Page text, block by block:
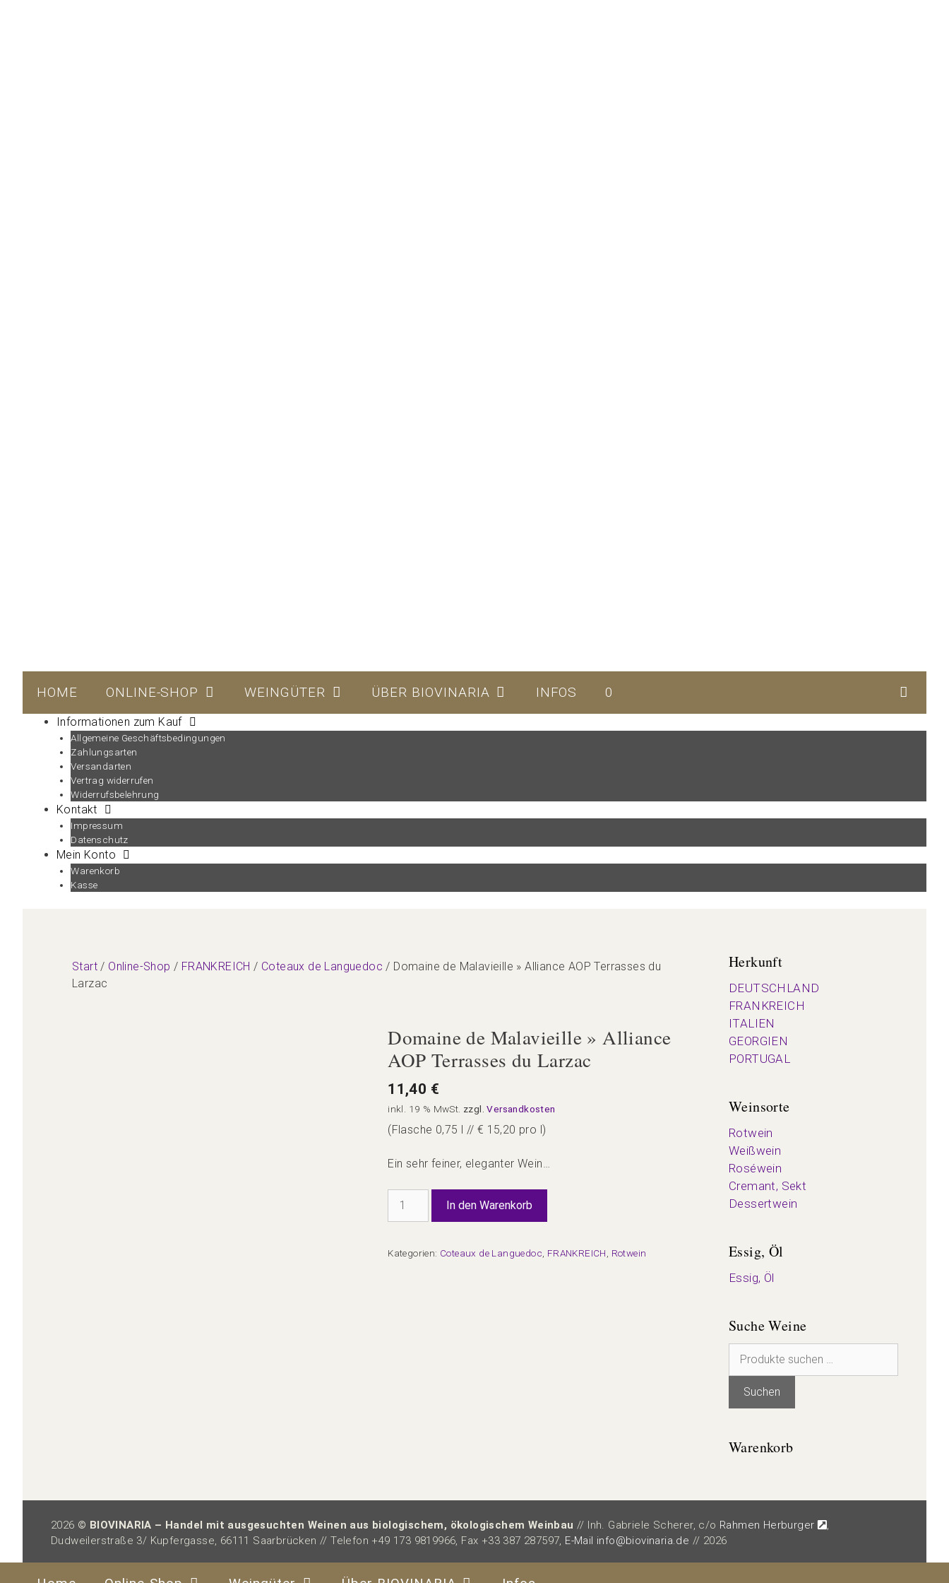
HOME ONLINE-SHOP WEINGÜTER ÜBER BIOVINARIA INFOS 0
Informationen zum Kauf
Allgemeine Geschäftsbedingungen
Zahlungsarten
Versandarten
Vertrag widerrufen
Widerrufsbelehrung
Kontakt
Impressum
Datenschutz
Mein Konto
Warenkorb
Kasse
Start / Online-Shop / FRANKREICH / Coteaux de Languedoc / Domaine de Malavieille » Alliance AOP Terrasses du
Larzac
Domaine de Malavieille » Alliance
AOP Terrasses du Larzac
11,40 €
inkl. 19 % MwSt. zzgl.Versandkosten
(Flasche 0,75 l // € 15,20 pro l)
Ein sehr feiner, eleganter Wein…
»
In den Warenkorb
Kategorien: Coteaux de Languedoc FRANKREICH Rotwein
Herkunft
DEUTSCHLAND
FRANKREICH
ITALIEN
GEORGIEN
PORTUGAL
Weinsorte
Rotwein
Weißwein
Roséwein
Cremant, Sekt
Dessertwein
Essig, Öl
Essig, Öl
Suche Weine
Suchen
Suchen
Warenkorb
2026 © BIOVINARIA – Handel mit ausgesuchten Weinen aus biologischem, ökologischem Weinbau // Inh. Gabriele Scherer, c/o Rahmen Herburger
,
Dudweilerstraße 3/ Kupfergasse, 66111 Saarbrücken // Telefon +49 173 9819966, Fax +33 387 287597, E-Mail info@biovinaria.de // 2026